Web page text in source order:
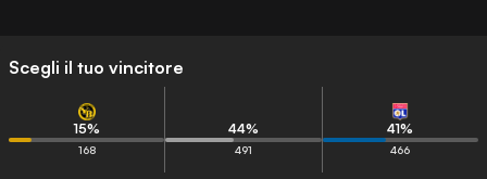
Scegli il tuo vincitore
15%
168
44%
491
41%
466